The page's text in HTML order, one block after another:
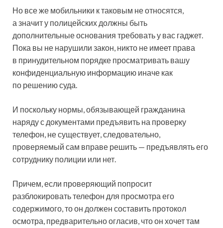
Но все же мобильники к таковым не относятся,
а значит у полицейских должны быть
дополнительные основания требовать у вас гаджет.
Пока вы не нарушили закон, никто не имеет права
в принудительном порядке просматривать вашу
конфиденциальную информацию иначе как
по решению суда.
И поскольку нормы, обязывающей гражданина
наряду с документами предъявить на проверку
телефон, не существует, следовательно,
проверяемый сам вправе решить — предъявлять его
сотруднику полиции или нет.
Причем, если проверяющий попросит
разблокировать телефон для просмотра его
содержимого, то он должен составить протокол
осмотра, предварительно огласив, что он хочет там